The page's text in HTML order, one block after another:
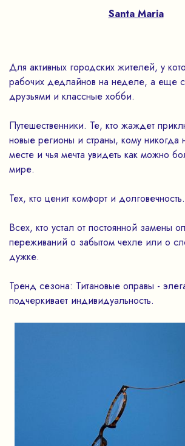
Santa Maria
Для активных городских жителей, у
рабочих дедлайнов на неделе, а еще
друзьями и классные хобби.
Путешественники. Те, кто жаждет
новые регионы и страны, кому никогда
месте и чья мечта увидеть как можно
мире.
Тех, кто ценит комфорт и долговечность.
Всех, кто устал от постоянной замены
переживаний о забытом чехле или о
дужке.
Тренд сезона: Титановые оправы -
подчеркивает индивидуальность.